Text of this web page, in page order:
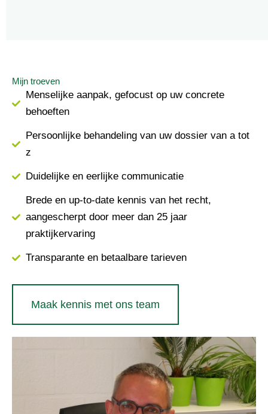
Mijn troeven
Menselijke aanpak, gefocust op uw concrete
behoeften
Persoonlijke behandeling van uw dossier van a tot
z
Duidelijke en eerlijke communicatie
Brede en up-to-date kennis van het recht,
aangescherpt door meer dan 25 jaar
praktijkervaring
Transparante en betaalbare tarieven
Maak kennis met ons team